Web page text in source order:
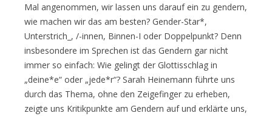
Mal angenommen, wir lassen uns darauf ein zu gendern,
wie machen wir das am besten? Gender-Star*,
Unterstrich_, /-innen, Binnen-I oder Doppelpunkt? Denn
insbesondere im Sprechen ist das Gendern gar nicht
immer so einfach: Wie gelingt der Glottisschlag in
„deine*e“ oder „jede*r“? Sarah Heinemann führte uns
durch das Thema, ohne den Zeigefinger zu erheben,
zeigte uns Kritikpunkte am Gendern auf und erklärte uns,